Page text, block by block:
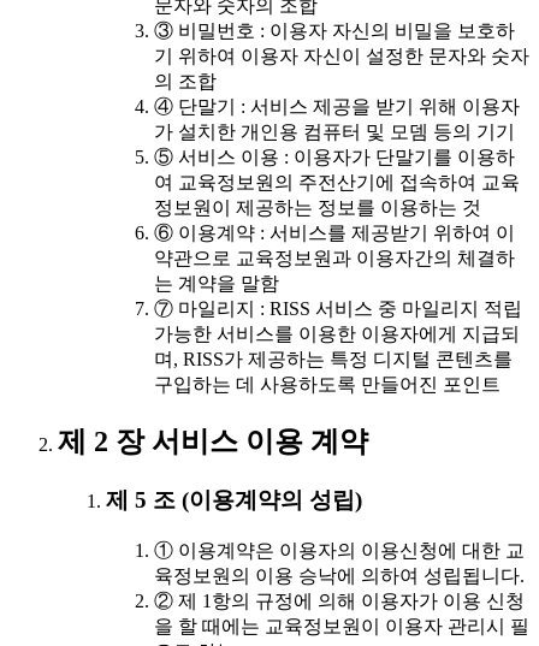
문자와 숫자의 조합
③ 비밀번호 : 이용자 자신의 비밀을 보호하
기 위하여 이용자 자신이 설정한 문자와 숫자
의 조합
④ 단말기 : 서비스 제공을 받기 위해 이용자
가 설치한 개인용 컴퓨터 및 모뎀 등의 기기
⑤ 서비스 이용 : 이용자가 단말기를 이용하
여 교육정보원의 주전산기에 접속하여 교육
정보원이 제공하는 정보를 이용하는 것
⑥ 이용계약 : 서비스를 제공받기 위하여 이
약관으로 교육정보원과 이용자간의 체결하
는 계약을 말함
⑦ 마일리지 : RISS 서비스 중 마일리지 적립
가능한 서비스를 이용한 이용자에게 지급되
며, RISS가 제공하는 특정 디지털 콘텐츠를
구입하는 데 사용하도록 만들어진 포인트
제 2 장 서비스 이용 계약
제 5 조 (이용계약의 성립)
① 이용계약은 이용자의 이용신청에 대한 교
육정보원의 이용 승낙에 의하여 성립됩니다.
② 제 1항의 규정에 의해 이용자가 이용 신청
을 할 때에는 교육정보원이 이용자 관리시 필